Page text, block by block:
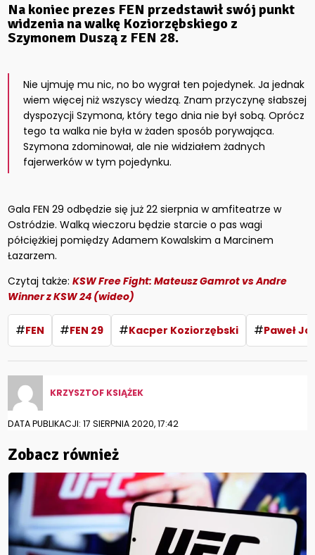
Na koniec prezes FEN przedstawił swój punkt
widzenia na walkę Koziorzębskiego z
Szymonem Duszą z FEN 28.
Nie ujmuję mu nic, no bo wygrał ten pojedynek. Ja jednak
wiem więcej niż wszyscy wiedzą. Znam przyczynę słabszej
dyspozycji Szymona, który tego dnia nie był sobą. Oprócz
tego ta walka nie była w żaden sposób porywająca.
Szymona zdominował, ale nie widziałem żadnych
fajerwerków w tym pojedynku.
Gala FEN 29 odbędzie się już 22 sierpnia w amfiteatrze w
Ostródzie. Walką wieczoru będzie starcie o pas wagi
półciężkiej pomiędzy Adamem Kowalskim a Marcinem
Łazarzem.
Czytaj także:KSW Free Fight: Mateusz Gamrot vs Andre
Winner z KSW 24 (wideo)
#FEN #FEN 29 #Kacper Koziorzębski #Paweł
KRZYSZTOF KSIĄŻEK
DATA PUBLIKACJI: 17 SIERPNIA 2020, 17:42
Zobacz również